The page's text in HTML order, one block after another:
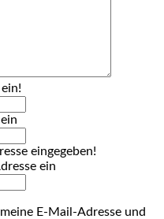
eingegeben!
ein
E-Mail-Adresse und